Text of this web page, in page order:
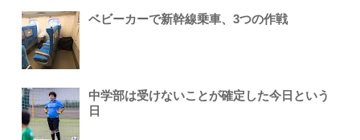
ベビーカーで新幹線乗車、3つの作戦
中学部は受けないことが確定した今日という
日